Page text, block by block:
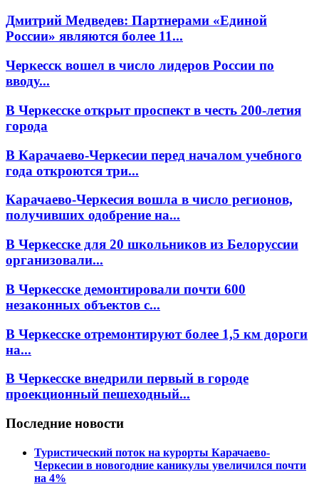
Дмитрий Медведев: Партнерами «Единой
России» являются более 11...
Черкесск вошел в число лидеров России по
вводу...
В Черкесске открыт проспект в честь 200-летия
города
В Карачаево-Черкесии перед началом учебного
года откроются три...
Карачаево-Черкесия вошла в число регионов,
получивших одобрение на...
В Черкесске для 20 школьников из Белоруссии
организовали...
В Черкесске демонтировали почти 600
незаконных объектов с...
В Черкесске отремонтируют более 1,5 км дороги
на...
В Черкесске внедрили первый в городе
проекционный пешеходный...
Последние новости
Туристический поток на курорты Карачаево-
Черкесии в новогодние каникулы увеличился почти
на 4%